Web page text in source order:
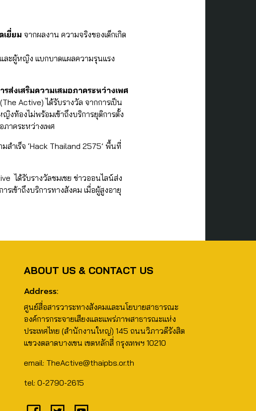
เยี่ยม จากผลงาน ความจริงของเด็กเกิด
และผู้หญิง แบกบาดแผลความรุนแรง
ส่งเสริมความเสมอภาคระหว่างเพศ
Active) ได้รับรางวัล จากการเป็น
งท้องไม่พร้อมเข้าถึงบริการยุติการตั้ง
าคระหว่างเพศ
สำเร็จ ‘Hack Thailand 2575’ พื้นที่
ได้รับรางวัลชมเชย ข่าวออนไลน์ส่ง
รเข้าถึงบริการทางสังคม เมื่อผู้สูงอายุ
ABOUT US & CONTACT US
Address:
ศูนย์สื่อสารวาระทางสังคมและนโยบายสาธารณะ
องค์การกระจายเสียงและแพร่ภาพสาธารณะแห่ง
ประเทศไทย (สำนักงานใหญ่) 145 ถนนวิภาวดีรังสิต
แขวงตลาดบางเขน เขตหลักสี่ กรุงเทพฯ 10210
email: TheActive@thaipbs.or.th
tel: 0-2790-2615